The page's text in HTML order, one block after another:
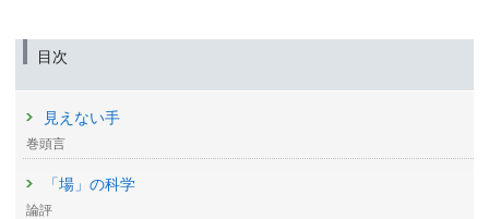
目次
見えない手
巻頭言
「場」の科学
論評